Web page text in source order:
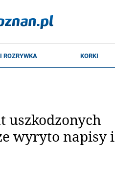
uszkodzonych
wyryto napisy i